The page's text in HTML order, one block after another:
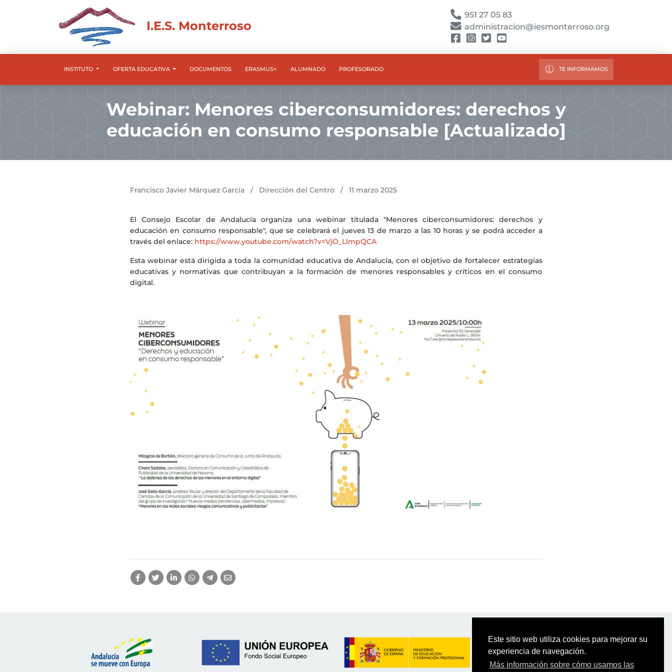
Este sitio web utiliza cookies para mejorar su
experiencia de navegación.
Más información sobre cómo usamos las
I.E.S. Monterroso
951 27 05 83
administracion@iesmonterroso.org
INSTITUTO OFERTA EDUCATIVA DOCUMENTOS ERASMUS+ ALUMNADO PROFESORADO TE INFORMAMOS
Webinar: Menores ciberconsumidores: derechos y
educación en consumo responsable [Actualizado]
Francisco Javier Márquez García / Dirección del Centro / 11 marzo 2025
El Consejo Escolar de Andalucía organiza una webinar titulada "Menores ciberconsumidores: derechos y
educación en consumo responsable", que se celebrará el jueves 13 de marzo a las 10 horas y se podrá acceder a
través del enlace: https://www.youtube.com/watch?v=VjO_LlmpQCA
Esta webinar está dirigida a toda la comunidad educativa de Andalucía, con el objetivo de fortalecer estrategias
educativas y normativas que contribuyan a la formación de menores responsables y críticos en el consumo
digital.